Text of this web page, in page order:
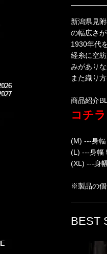
新潟県見
の幅広さ
1930年代
経糸に空
みがあり
また織り
商品紹介
コチ
(M) ---身
(L) ---身幅
(XL) ---身
※製品の個
BEST